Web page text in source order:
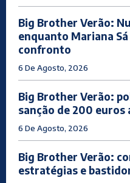
Big Brother Verão:
enquanto Mariana
confronto
6 De Agosto, 2026
Big Brother Verão:
sanção de 200 euros
6 De Agosto, 2026
Big Brother Verão:
estratégias e